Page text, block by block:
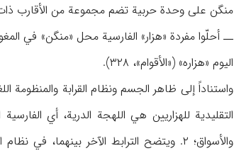
منگن على وحدة حربية تضم مجموعة من الأقارب
اليوم «هزاره» («الأقوام»، ۳۲۸).
التقليدية للهزاريين هي اللهجة الدرية، أي
والأسواق؛ ۲. ويتضح الترابط الآخر